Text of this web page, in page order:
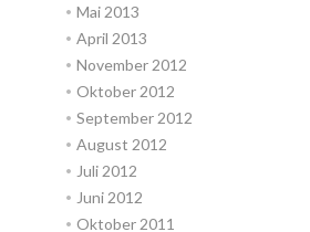
Mai 2013
April 2013
November 2012
Oktober 2012
September 2012
August 2012
Juli 2012
Juni 2012
Oktober 2011